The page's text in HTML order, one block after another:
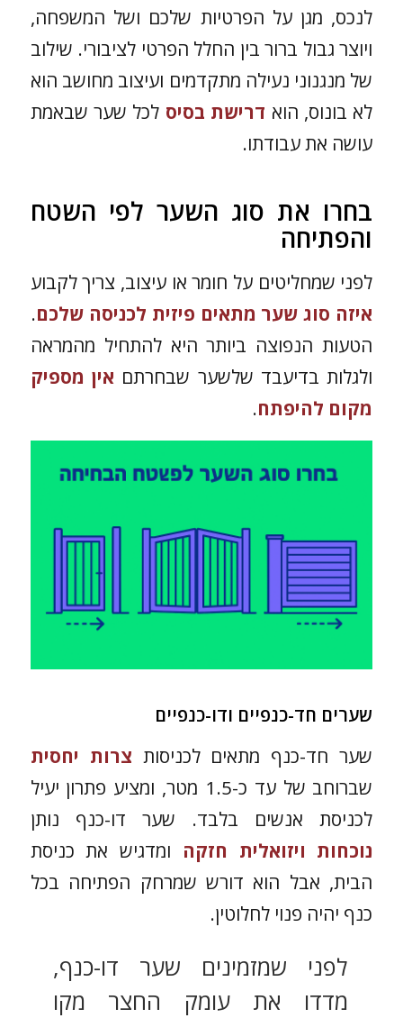
לנכס, מגן על הפרטיות שלכם ושל המשפחה,
ויוצר גבול ברור בין החלל הפרטי לציבורי. שילוב
של מנגנוני נעילה מתקדמים ועיצוב מחושב הוא
לא בונוס, הוא דרישת בסיס לכל שער שבאמת
עושה את עבודתו.
בחרו את סוג השער לפי השטח
והפתיחה
לפני שמחליטים על חומר או עיצוב, צריך לקבוע
איזה סוג שער מתאים פיזית לכניסה שלכם.
הטעות הנפוצה ביותר היא להתחיל מהמראה
ולגלות בדיעבד שלשער שבחרתםאין מספיק
מקום להיפתח.
שערים חד-כנפיים ודו-כנפיים
שער חד-כנף מתאים לכניסות צרות יחסית
שברוחב של עד כ-1.5 מטר, ומציע פתרון יעיל
לכניסת אנשים בלבד. שער דו-כנף נותן
נוכחות ויזואלית חזקה ומדגיש את כניסת
הבית, אבל הוא דורש שמרחק הפתיחה בכל
כנף יהיה פנוי לחלוטין.
לפני שמזמינים שער דו-כנף,
מדדו את עומק החצר מקו